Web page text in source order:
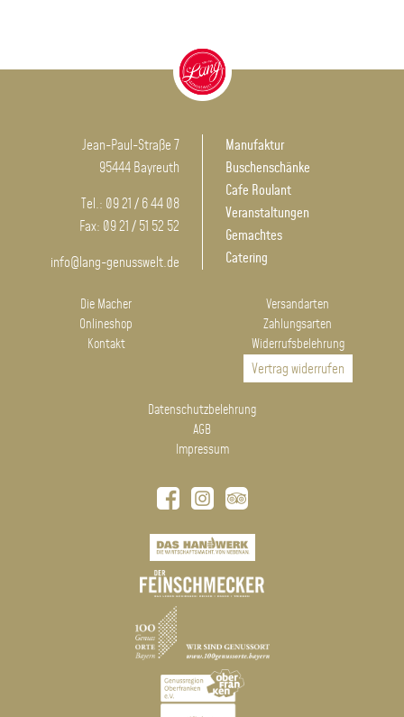
Jean-Paul-Straße 7
95444 Bayreuth
Tel.: 09 21 / 6 44 08
Fax: 09 21 / 51 52 52
info@lang-genusswelt.de
Manufaktur
Buschenschänke
Cafe Roulant
Veranstaltungen
Gemachtes
Catering
Die Macher
Onlineshop
Kontakt
Versandarten
Zahlungsarten
Widerrufsbelehrung
Vertrag widerrufen
Datenschutzbelehrung
AGB
Impressum